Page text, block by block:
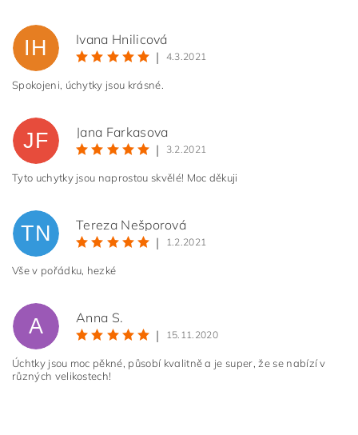
IH
Ivana Hnilicová
|
4.3.2021
Spokojeni, úchytky jsou krásné.
JF
Jana Farkasova
|
3.2.2021
Tyto uchytky jsou naprostou skvělé! Moc děkuji
TN
Tereza Nešporová
|
1.2.2021
Vše v pořádku, hezké
A
Anna S.
|
15.11.2020
Úchtky jsou moc pěkné, působí kvalitně a je super, že se nabízí v
různých velikostech!